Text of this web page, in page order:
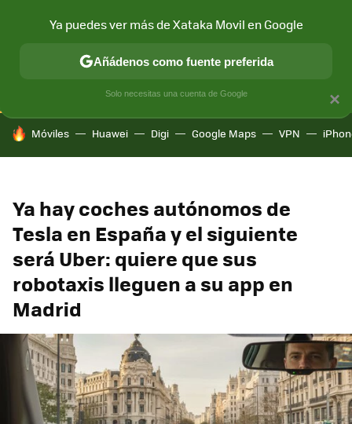
CONECTIVIDAD MÓVIL Y SOCIEDAD APLICACIONES
HOY SE HABLA DE
Móviles Huawei Digi Google Maps VPN
Ya hay coches autónomos de
Tesla en España y el siguiente
será Uber: quiere que sus
robotaxis lleguen a su app en
Madrid
×
Ya puedes ver más de Xataka Movil en Google
Añádenos como fuente preferida
Solo necesitas una cuenta de Google